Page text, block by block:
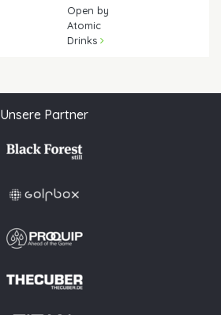
Open by
Atomic
Drinks
Unsere Partner